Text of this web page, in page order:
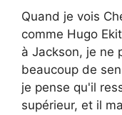
Quand je vois
comme Hugo
à Jackson, je ne
beaucoup de
je pense qu'il
supérieur, et il